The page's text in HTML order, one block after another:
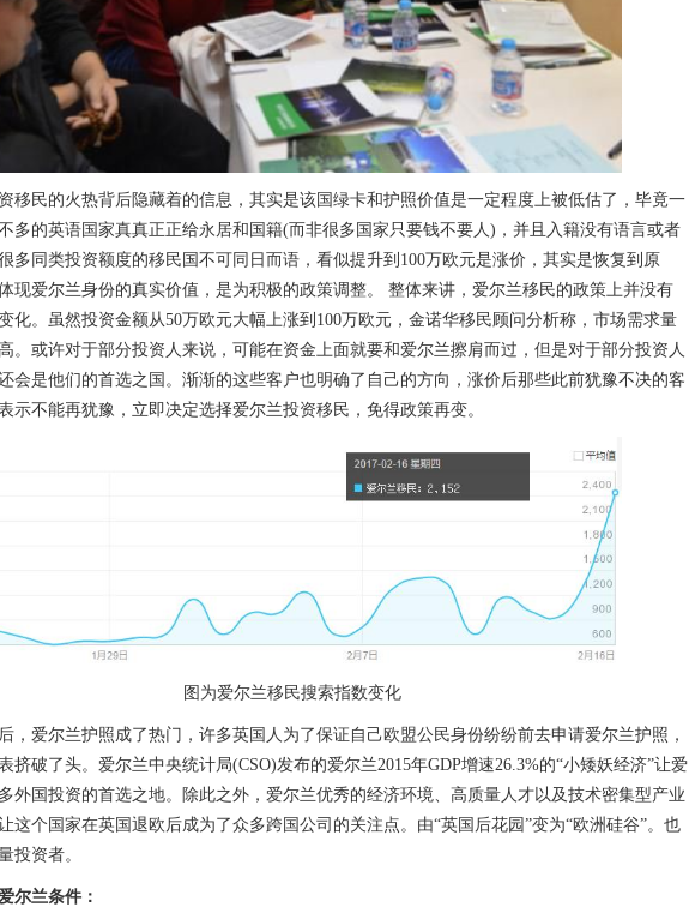
民的火热背后隐藏着的信息，其实是该国绿卡和护照价值是一定程度上被低估了，毕竟一
多的英语国家真真正正给永居和国籍(而非很多国家只要钱不要人)，并且入籍没有语言或者
多同类投资额度的移民国不可同日而语，看似提升到100万欧元是涨价，其实是恢复到原
现爱尔兰身份的真实价值，是为积极的政策调整。 整体来讲，爱尔兰移民的政策上并没有
化。虽然投资金额从50万欧元大幅上涨到100万欧元，金诺华移民顾问分析称，市场需求量
。或许对于部分投资人来说，可能在资金上面就要和爱尔兰擦肩而过，但是对于部分投资人
会是他们的首选之国。渐渐的这些客户也明确了自己的方向，涨价后那些此前犹豫不决的客
示不能再犹豫，立即决定选择爱尔兰投资移民，免得政策再变。
图为爱尔兰移民搜索指数变化
爱尔兰护照成了热门，许多英国人为了保证自己欧盟公民身份纷纷前去申请爱尔兰护照，
挤破了头。爱尔兰中央统计局(CSO)发布的爱尔兰2015年GDP增速26.3%的“小矮妖经济”让爱
外国投资的首选之地。除此之外，爱尔兰优秀的经济环境、高质量人才以及技术密集型产业
这个国家在英国退欧后成为了众多跨国公司的关注点。由“英国后花园”变为“欧洲硅谷”。也
投资者。
兰条件：